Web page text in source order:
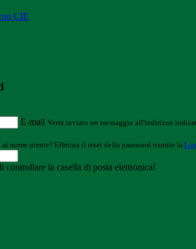
CIE
E-mail Verrà inviato un messaggio all'indirizzo
nome utente? Effettua il reset della password tramite la
controllare la casella di posta elettronica!